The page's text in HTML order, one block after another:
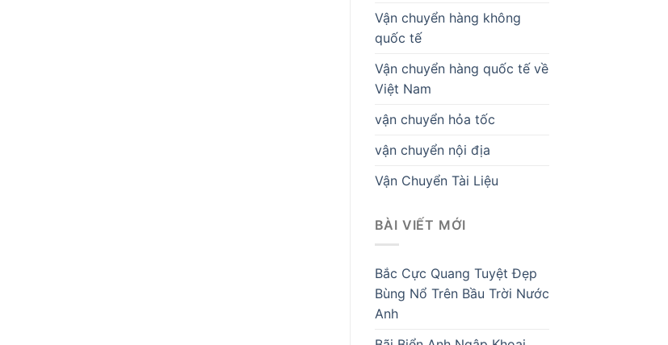
Vận chuyển hàng không
quốc tế
Vận chuyển hàng quốc tế về
Việt Nam
vận chuyển hỏa tốc
vận chuyển nội địa
Vận Chuyển Tài Liệu
BÀI VIẾT MỚI
Bắc Cực Quang Tuyệt Đẹp
Bùng Nổ Trên Bầu Trời Nước
Anh